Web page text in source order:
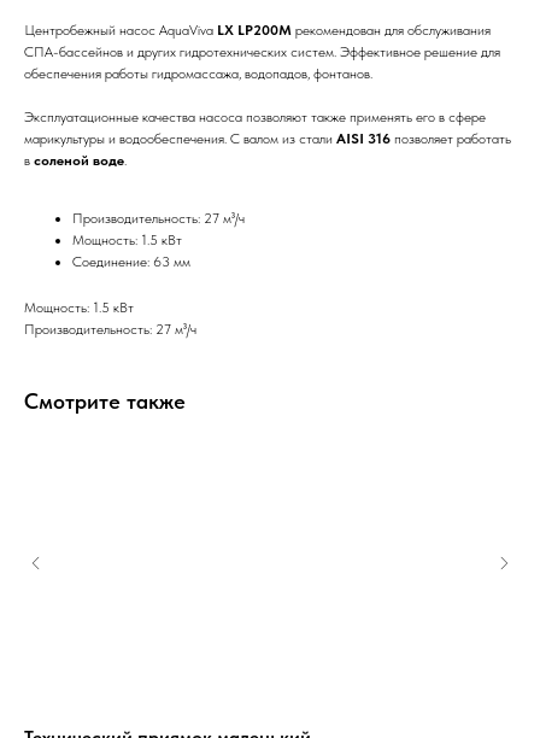
Центробежный насос AquaViva LX LP200M рекомендован для обслуживания
СПА-бассейнов и других гидротехнических систем. Эффективное решение для
обеспечения работы гидромассажа, водопадов, фонтанов.
Эксплуатационные качества насоса позволяют также применять его в сфере
марикультуры и водообеспечения. С валом из стали AISI 316 позволяет работать
в соленой воде.
Производительность: 27 м³/ч
Мощность: 1.5 кВт
Соединение: 63 мм
Мощность: 1.5 кВт
Производительность: 27 м³/ч
Смотрите также